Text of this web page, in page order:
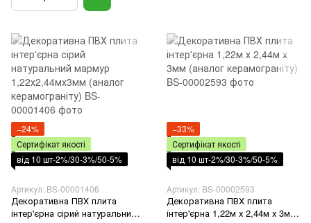
−24%
Сертифікат якості
від 10 шт-2%/30-3%/50-5%
Артикул: BS-00001406
Декоративна ПВХ плита
інтер'єрна сірий натуральний
−33%
Сертифікат якості
від 10 шт-2%/30-3%/50-5%
Артикул: BS-00002593
Декоративна ПВХ плита
інтер'єрна 1,22м х 2,44м х 3мм